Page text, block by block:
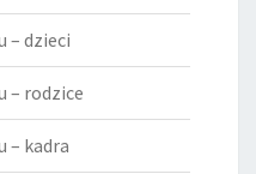
– dzieci
– rodzice
– kadra